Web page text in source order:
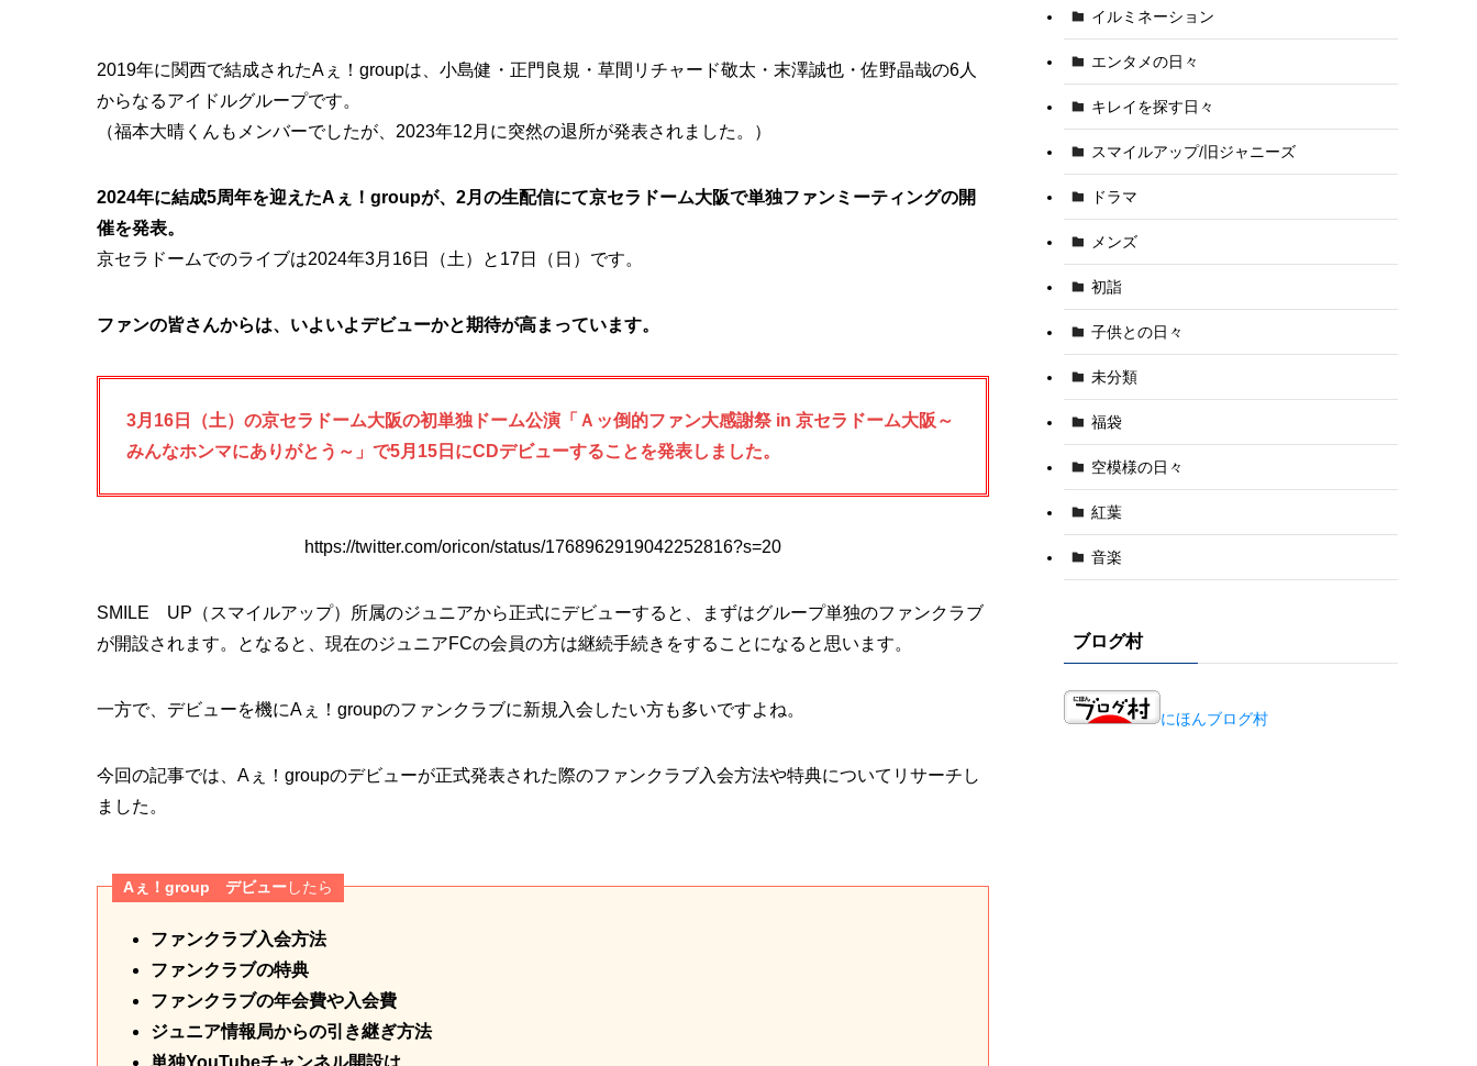
2019年に関西で結成されたAぇ！groupは、小島健・正門良規・草間リチャード敬太・末澤誠也・佐野晶哉の6人
からなるアイドルグループです。
（福本大晴くんもメンバーでしたが、2023年12月に突然の退所が発表されました。）
2024年に結成5周年を迎えたAぇ！groupが、2月の生配信にて京セラドーム大阪で単独ファンミーティングの開
催を発表。
京セラドームでのライブは2024年3月16日（土）と17日（日）です。
ファンの皆さんからは、いよいよデビューかと期待が高まっています。
3月16日（土）の京セラドーム大阪の初単独ドーム公演「Ａッ倒的ファン大感謝祭 in 京セラドーム大阪～
みんなホンマにありがとう～」で5月15日にCDデビューすることを発表しました。
https://twitter.com/oricon/status/1768962919042252816?s=20
SMILE UP（スマイルアップ）所属のジュニアから正式にデビューすると、まずはグループ単独のファンクラブ
が開設されます。となると、現在のジュニアFCの会員の方は継続手続きをすることになると思います。
一方で、デビューを機にAぇ！groupのファンクラブに新規入会したい方も多いですよね。
今回の記事では、Aぇ！groupのデビューが正式発表された際のファンクラブ入会方法や特典についてリサーチし
ました。
Aぇ！group デビューしたら
ファンクラブ入会方法
ファンクラブの特典
ファンクラブの年会費や入会費
ジュニア情報局からの引き継ぎ方法
単独YouTubeチャンネル開設は
イルミネーション
エンタメの日々
キレイを探す日々
スマイルアップ/旧ジャニーズ
ドラマ
メンズ
初詣
子供との日々
未分類
福袋
空模様の日々
紅葉
音楽
ブログ村
にほんブログ村